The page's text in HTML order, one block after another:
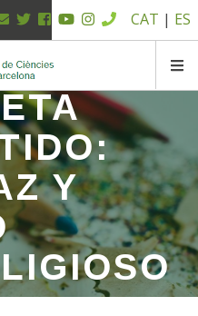
CAT | ES
Y